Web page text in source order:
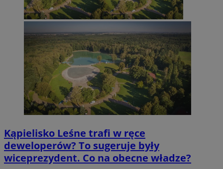
Kąpielisko Leśne trafi w ręce
deweloperów? To sugeruje były
wiceprezydent. Co na obecne władze?